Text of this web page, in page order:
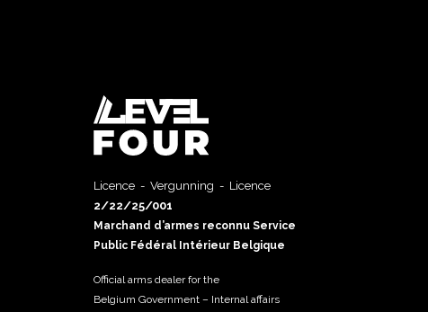
Licence - Vergunning - Licence
2/22/25/001
Marchand d’armes reconnu Service
Public Fédéral Intérieur Belgique
Official arms dealer for the
Belgium Government – Internal affairs